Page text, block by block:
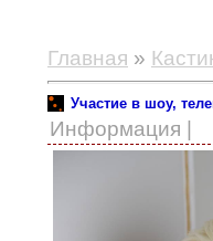
Главная »
Участие в шоу,
Информация |